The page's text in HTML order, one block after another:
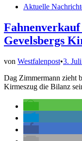
neuen
Veröffentlicht
Aktuelle
Gevelsbergs
von Westfalenpost•3.
Dag Zimmermann zieht
Kirmeszug die Bilanz